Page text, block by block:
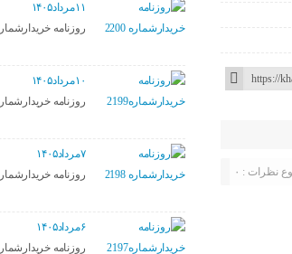
نظرات : ۰
۱۱مرداد۱۴۰۵
روزنامه خریدارشماره
۱۰مرداد۱۴۰۵
روزنامه
۷مرداد۱۴۰۵
روزنامه خریدارشماره
۶مرداد۱۴۰۵
روزنامه